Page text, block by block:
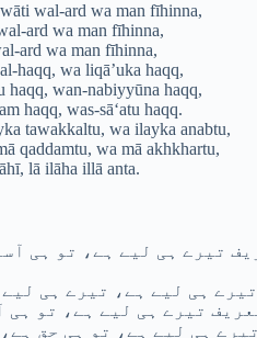
wal-ard wa man fīhinna,
ard wa man fīhinna,
ard wa man fīhinna,
haqq, wa liqā’uka haqq,
haqq, wan-nabiyyūna haqq,
haqq, was-sā‘atu haqq.
tawakkaltu, wa ilayka anabtu,
qaddamtu, wa mā akhkhartu,
lā ilāha illā anta.
تیرے ہی لیے ہے، تو ہی
ہی لیے ہے، تیرے ہی
تیرے ہی لیے ہے، تو ہی